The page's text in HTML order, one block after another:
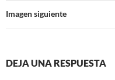
Imagen siguiente
DEJA UNA RESPUESTA